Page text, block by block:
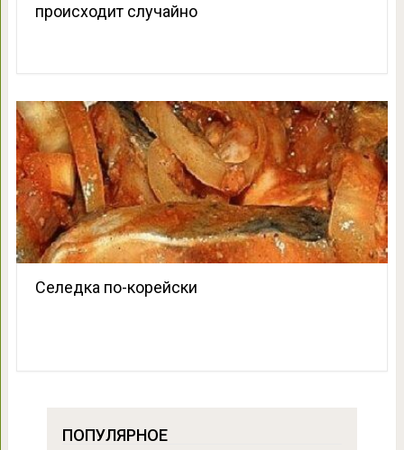
происходит случайно
Селедка по-корейски
ПОПУЛЯРНОЕ